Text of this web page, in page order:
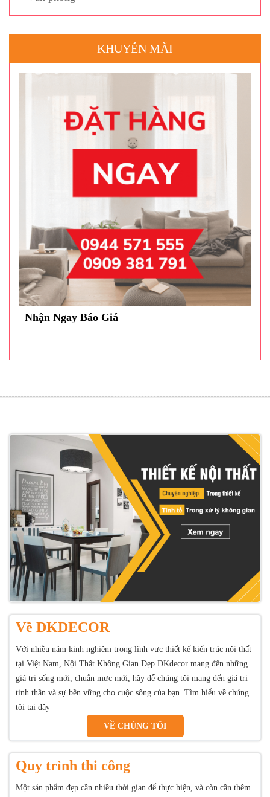
KHUYỄN MÃI
Nhận Ngay Báo Giá
Về DKDECOR
Với nhiều năm kinh nghiệm trong lĩnh vực thiết kế kiến trúc nội thất
tại Việt Nam, Nội Thất Không Gian Đẹp DKdecor mang đến những
giá trị sống mới, chuẩn mực mới, hãy để chúng tôi mang đến giá trị
tinh thần và sự bền vững cho cuộc sống của bạn. Tìm hiểu về chúng
tôi tại đây
VỀ CHÚNG TÔI
Quy trình thi công
Một sản phẩm đẹp cần nhiều thời gian để thực hiện, và còn cần thêm